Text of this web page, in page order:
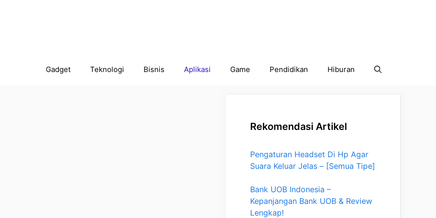
Gadget Teknologi Bisnis Aplikasi Game Pendidikan Hiburan
Rekomendasi Artikel
Pengaturan Headset Di Hp Agar
Suara Keluar Jelas – [Semua Tipe]
Bank UOB Indonesia –
Kepanjangan Bank UOB & Review
Lengkap!